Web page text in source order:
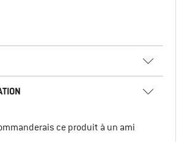
ce produit à un ami